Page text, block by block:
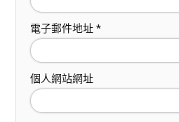
電子郵件地址 *
個人網站網址